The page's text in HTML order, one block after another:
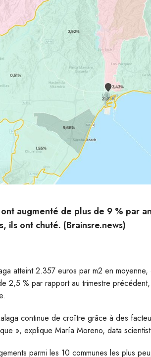
augmenté de plus de 9 % par
ils ont chuté. (Brainsre.news)
atteint 2.357 euros par m2 en
2,5 % par rapport au trimestre
continue de croître grâce à des
», explique María Moreno, data
parmi les 10 communes les plus